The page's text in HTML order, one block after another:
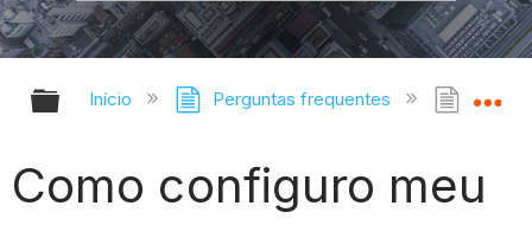
Expandir/recolher hierarquia
Início Perguntas frequentes
Como configuro meu